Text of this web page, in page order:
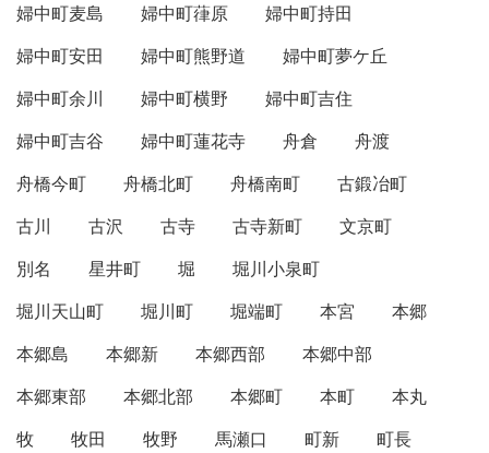
婦中町麦島
婦中町葎原
婦中町持田
婦中町安田
婦中町熊野道
婦中町夢ケ丘
婦中町余川
婦中町横野
婦中町吉住
婦中町吉谷
婦中町蓮花寺 舟倉
舟渡
舟橋今町
舟橋北町 舟橋南町
古鍛冶町
古川
古沢 古寺 古寺新町
文京町
別名
星井町 堀
堀川小泉町
堀川天山町
堀川町 堀端町 本宮
本郷
本郷島
本郷新 本郷西部
本郷中部
本郷東部
本郷北部 本郷町 本町
本丸
牧
牧田 牧野 馬瀬口 町新
町長